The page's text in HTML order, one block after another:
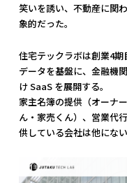
笑いを誘い、不動産に関
象的だった。
住宅テックラボは創業4
データを基盤に、金融機
け SaaS を展開する。
家主名簿の提供（オーナ
ん・家売くん）、営業代
供している会社は他にない